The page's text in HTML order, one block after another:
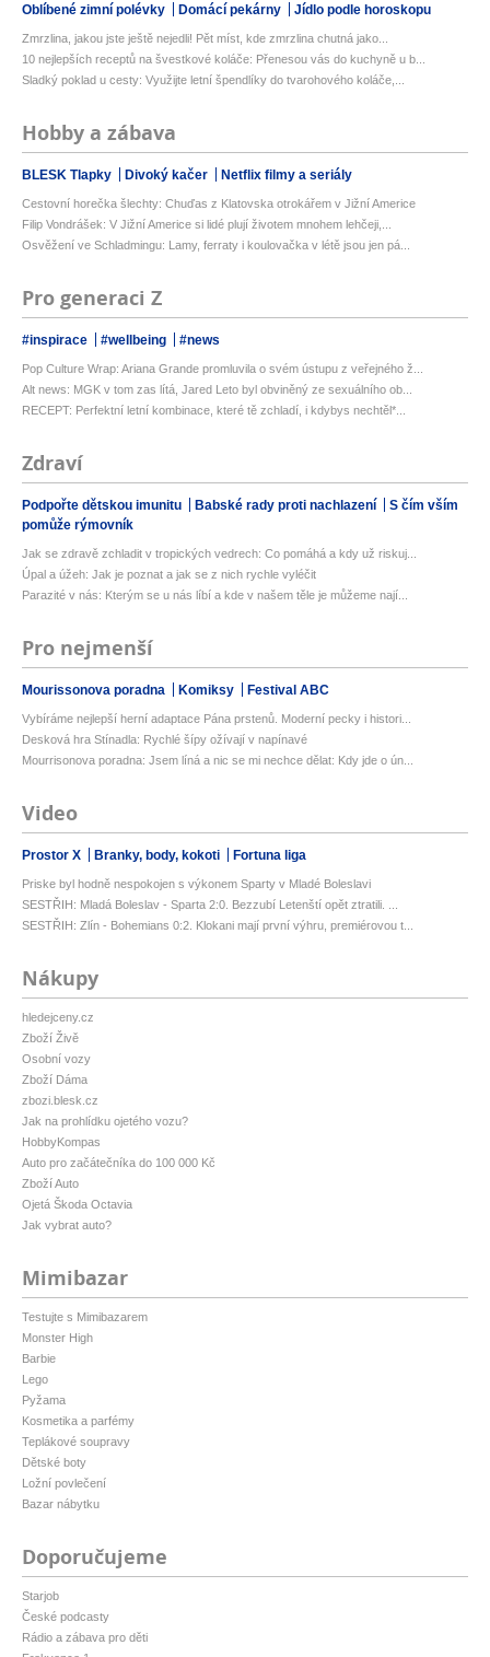
Oblíbené zimní polévky Domácí pekárny Jídlo podle horoskopu
Zmrzlina, jakou jste ještě nejedli! Pět míst, kde zmrzlina chutná jako...
10 nejlepších receptů na švestkové koláče: Přenesou vás do kuchyně u b...
Sladký poklad u cesty: Využijte letní špendlíky do tvarohového koláče,...
Hobby a zábava
BLESK Tlapky Divoký kačer Netflix filmy a seriály
Cestovní horečka šlechty: Chuďas z Klatovska otrokářem v Jižní Americe
Filip Vondrášek: V Jižní Americe si lidé plují životem mnohem lehčeji,...
Osvěžení ve Schladmingu: Lamy, ferraty i koulovačka v létě jsou jen pá...
Pro generaci Z
#inspirace #wellbeing #news
Pop Culture Wrap: Ariana Grande promluvila o svém ústupu z veřejného ž...
Alt news: MGK v tom zas lítá, Jared Leto byl obviněný ze sexuálního ob...
RECEPT: Perfektní letní kombinace, které tě zchladí, i kdybys nechtěl*...
Zdraví
Podpořte dětskou imunitu Babské rady proti nachlazení
S čím vším
pomůže rýmovník
Jak se zdravě zchladit v tropických vedrech: Co pomáhá a kdy už riskuj...
Úpal a úžeh: Jak je poznat a jak se z nich rychle vyléčit
Parazité v nás: Kterým se u nás líbí a kde v našem těle je můžeme nají...
Pro nejmenší
Mourissonova poradna Komiksy Festival ABC
Vybíráme nejlepší herní adaptace Pána prstenů. Moderní pecky i histori...
Desková hra Stínadla: Rychlé šípy ožívají v napínavé
Mourrisonova poradna: Jsem líná a nic se mi nechce dělat: Kdy jde o ún...
Video
Prostor X Branky, body, kokoti Fortuna liga
Priske byl hodně nespokojen s výkonem Sparty v Mladé Boleslavi
SESTŘIH: Mladá Boleslav - Sparta 2:0. Bezzubí Letenští opět ztratili. ...
SESTŘIH: Zlín - Bohemians 0:2. Klokani mají první výhru, premiérovou t...
Nákupy
hledejceny.cz
Zboží Živě
Osobní vozy
Zboží Dáma
zbozi.blesk.cz
Jak na prohlídku ojetého vozu?
HobbyKompas
Auto pro začátečníka do 100 000 Kč
Zboží Auto
Ojetá Škoda Octavia
Jak vybrat auto?
Mimibazar
Testujte s Mimibazarem
Monster High
Barbie
Lego
Pyžama
Kosmetika a parfémy
Teplákové soupravy
Dětské boty
Ložní povlečení
Bazar nábytku
Doporučujeme
Starjob
České podcasty
Rádio a zábava pro děti